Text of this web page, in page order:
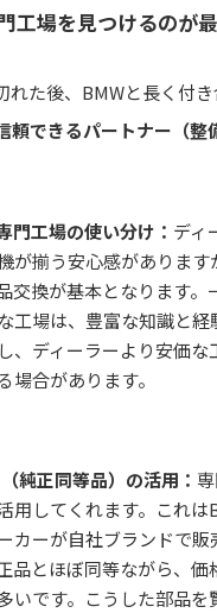
工場を見つけるのが
れた後、BMWと長く付
頼できるパートナー（整
門工場の使い分け： ディ
が揃う安心感があります
交換が基本となります。
工場は、豊富な知識と
、ディーラーより安価な
場合があります。
純正同等品）の活用：
用してくれます。これは
カーが自社ブランドで販
品とほぼ同等ながら、価
いです。こうした部品を